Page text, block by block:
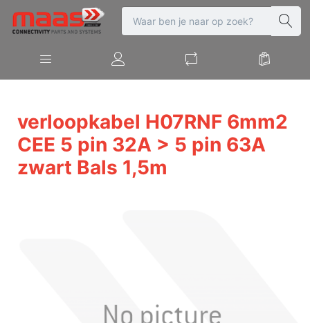
verloopkabel H07RNF 6mm2
CEE 5 pin 32A > 5 pin 63A
zwart Bals 1,5m